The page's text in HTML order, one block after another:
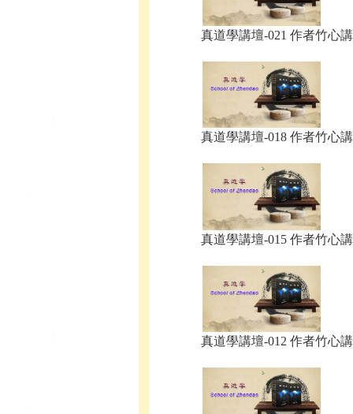
真道學講壇-021 作者竹心
真道學講壇-018 作者竹心
真道學講壇-015 作者竹心
真道學講壇-012 作者竹心